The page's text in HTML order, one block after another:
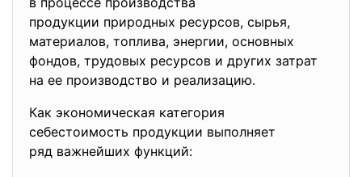
продукции природных ресурсов, сырья,
материалов, топлива, энергии, основных
фондов, трудовых ресурсов и других затрат
на ее производство и реализацию.
Как экономическая категория
себестоимость продукции выполняет
ряд важнейших функций: